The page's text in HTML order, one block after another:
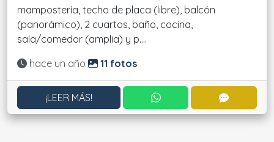
mampostería, techo de placa (libre), balcón
(panorámico), 2 cuartos, baño, cocina,
sala/comedor (amplia) y p....
Actualizado:
hace un año 11 fotos
¡LEER MÁS! CONTACTAR POR